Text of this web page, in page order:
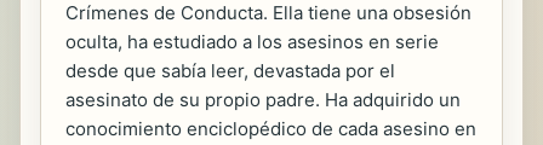
Crímenes de Conducta. Ella tiene una obsesión
oculta, ha estudiado a los asesinos en serie
desde que sabía leer, devastada por el
asesinato de su propio padre. Ha adquirido un
conocimiento enciclopédico de cada asesino en